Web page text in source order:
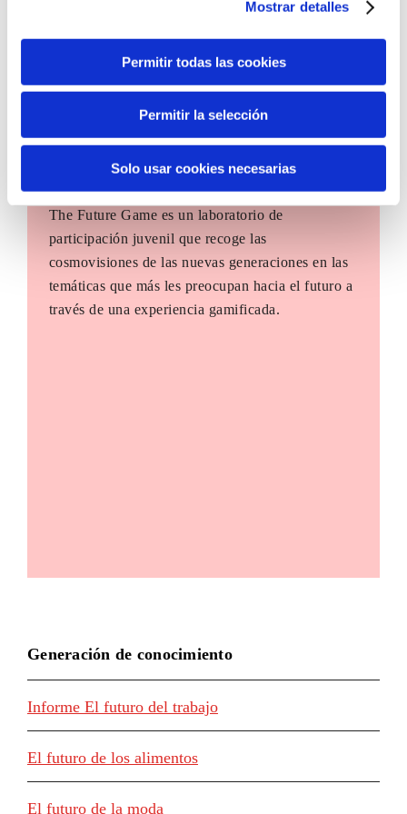
Mostrar detalles
Permitir todas las cookies
Permitir la selección
Solo usar cookies necesarias
The Future Game
The Future Game es un laboratorio de
participación juvenil que recoge las
cosmovisiones de las nuevas generaciones en las
temáticas que más les preocupan hacia el futuro a
través de una experiencia gamificada.
Generación de conocimiento
Informe El futuro del trabajo
El futuro de los alimentos
El futuro de la moda